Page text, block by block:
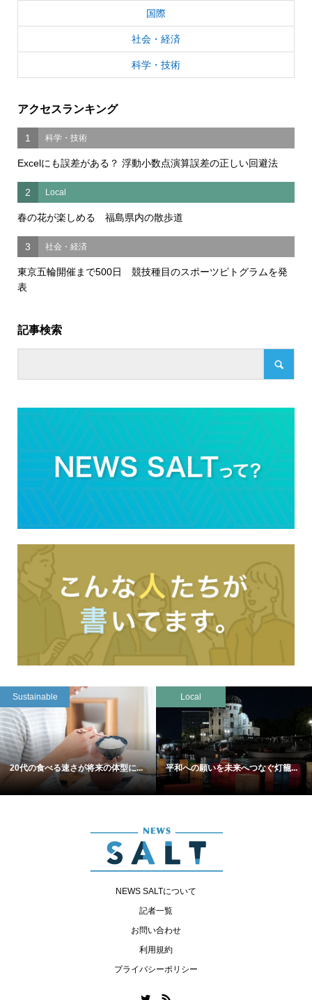
国際
社会・経済
科学・技術
アクセスランキング
1 科学・技術
Excelにも誤差がある？ 浮動小数点演算誤差の正しい回避法
2 Local
春の花が楽しめる 福島県内の散歩道
3 社会・経済
東京五輪開催まで500日 競技種目のスポーツピトグラムを発
表
記事検索
Sustainable
20代の食べる速さが将来の体型に...
Local
平和への願いを未来へつなぐ灯籠...
NEWS SALTについて
記者一覧
お問い合わせ
利用規約
プライバシーポリシー